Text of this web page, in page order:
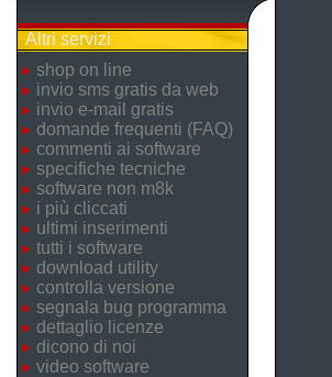
Altri servizi
shop on line
invio sms gratis da web
invio e-mail gratis
domande frequenti (FAQ)
commenti ai software
specifiche tecniche
software non m8k
i più cliccati
ultimi inserimenti
tutti i software
download utility
controlla versione
segnala bug programma
dettaglio licenze
dicono di noi
video software